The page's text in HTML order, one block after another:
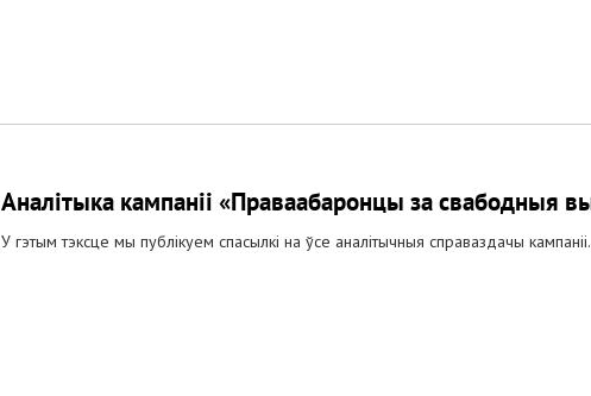
Аналітыка кампаніі «Праваабаронцы за свабодныя
У гэтым тэксце мы публікуем спасылкі на ўсе аналітычныя справаздачы